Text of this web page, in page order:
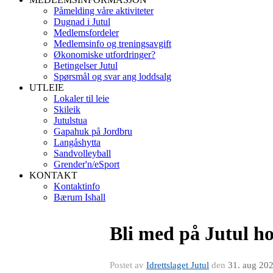
Påmelding våre aktiviteter
Dugnad i Jutul
Medlemsfordeler
Medlemsinfo og treningsavgift
Økonomiske utfordringer?
Betingelser Jutul
Spørsmål og svar ang loddsalg
UTLEIE
Lokaler til leie
Skileik
Jutulstua
Gapahuk på Jordbru
Langåshytta
Sandvolleyball
Grender'n/eSport
KONTAKT
Kontaktinfo
Bærum Ishall
Bli med på Jutul
Postet av Idrettslaget Jutul den 31. aug